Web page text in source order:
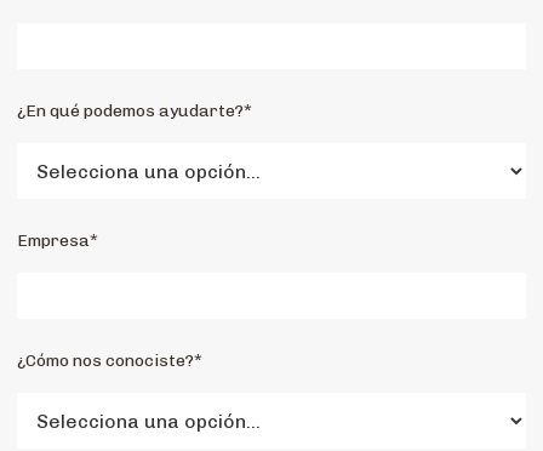
¿En qué podemos ayudarte?*
Empresa*
¿Cómo nos conociste?*